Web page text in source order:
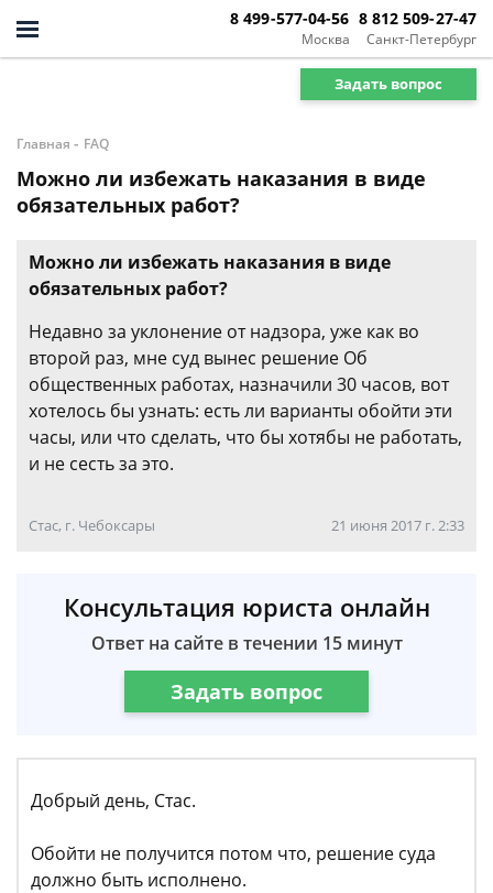
Москва
8 499-577-04-56
Санкт-Петербург
8 812 509-27-47
Задать вопрос
Главная - FAQ
Можно ли избежать наказания в виде
обязательных работ?
Можно ли избежать наказания в виде
обязательных работ?
Недавно за уклонение от надзора, уже как во
второй раз, мне суд вынес решение Об
общественных работах, назначили 30 часов, вот
хотелось бы узнать: есть ли варианты обойти эти
часы, или что сделать, что бы хотябы не работать,
и не сесть за это.
Стас, г. Чебоксары 21 июня 2017 г. 2:33
Консультация юриста онлайн
Ответ на сайте в течении 15 минут
Задать вопрос
Добрый день, Стас.
Обойти не получится потом что, решение суда
должно быть исполнено.